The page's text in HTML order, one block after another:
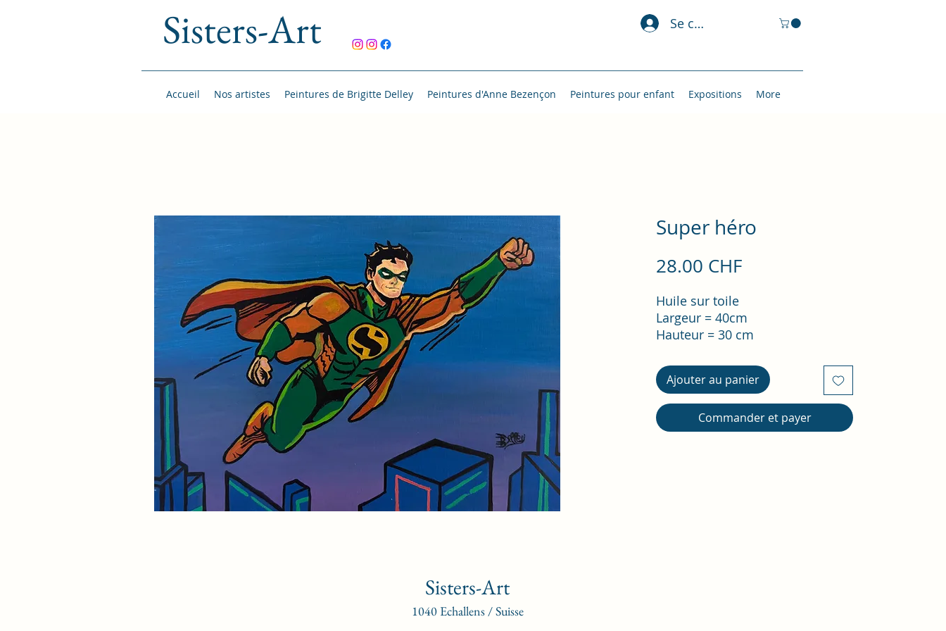
Sisters-Art Se connecter
Accueil Nos artistes Peintures de Brigitte Delley Peintures d'Anne Bezençon Peintures pour enfant Expositions More
Super héro
28.00 CHFPrix
Huile sur toile
Largeur = 40cm
Hauteur = 30 cm
Ajouter au panier
Commander et payer
Sisters-Art
1040 Echallens / Suisse